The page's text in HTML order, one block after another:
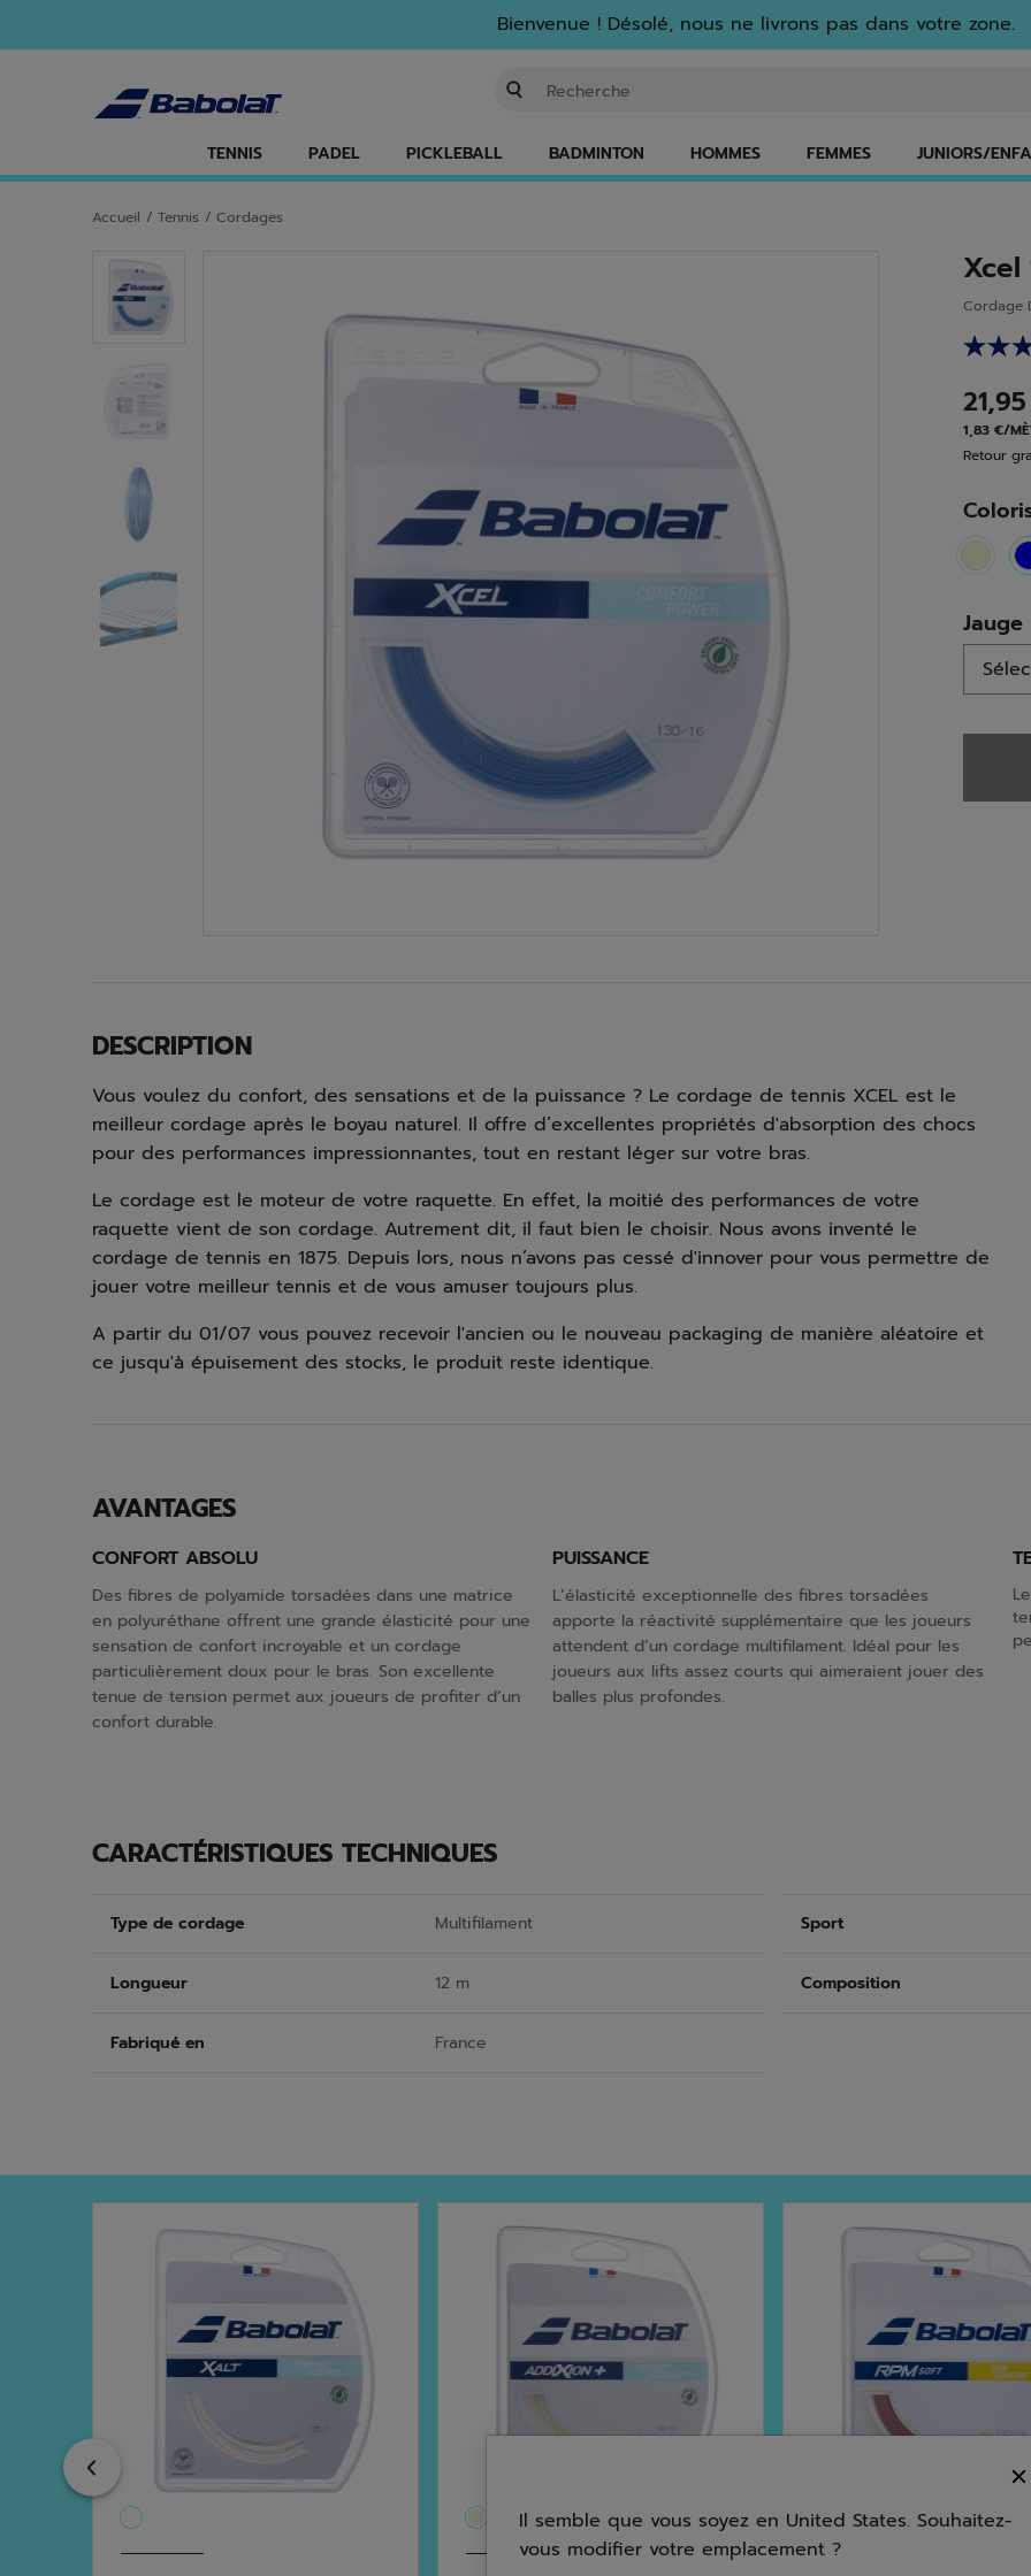
Bienvenue ! Désolé, nous ne livrons pas dans votre zone.
TENNIS PADEL PICKLEBALL BADMINTON HOMMES FEMMES JUNIORS/
Accueil / Tennis / Cordages
Xcel
Cordage
1,83 €/
Retour
Jauge
DESCRIPTION
Vous voulez du confort, des sensations et de la puissance ? Le cordage de tennis XCEL est le
meilleur cordage après le boyau naturel. Il offre d’excellentes propriétés d'absorption des chocs
pour des performances impressionnantes, tout en restant léger sur votre bras.
Le cordage est le moteur de votre raquette. En effet, la moitié des performances de votre
raquette vient de son cordage. Autrement dit, il faut bien le choisir. Nous avons inventé le
cordage de tennis en 1875. Depuis lors, nous n’avons pas cessé d'innover pour vous permettre de
jouer votre meilleur tennis et de vous amuser toujours plus.
A partir du 01/07 vous pouvez recevoir l'ancien ou le nouveau packaging de manière aléatoire et
ce jusqu'à épuisement des stocks, le produit reste identique.
AVANTAGES
CONFORT ABSOLU
Des fibres de polyamide torsadées dans une matrice
en polyuréthane offrent une grande élasticité pour une
sensation de confort incroyable et un cordage
particulièrement doux pour le bras. Son excellente
tenue de tension permet aux joueurs de profiter d’un
confort durable.
PUISSANCE
L’élasticité exceptionnelle des fibres torsadées
apporte la réactivité supplémentaire que les joueurs
attendent d’un cordage multifilament. Idéal pour les
joueurs aux lifts assez courts qui aimeraient jouer des
balles plus profondes.
CARACTÉRISTIQUES TECHNIQUES
Type de cordage Multifilament Sport
Longueur 12 m Composition
Fabriqué en France
Previous
Il semble que vous soyez en United States. Souhaitez-
vous modifier votre emplacement ?